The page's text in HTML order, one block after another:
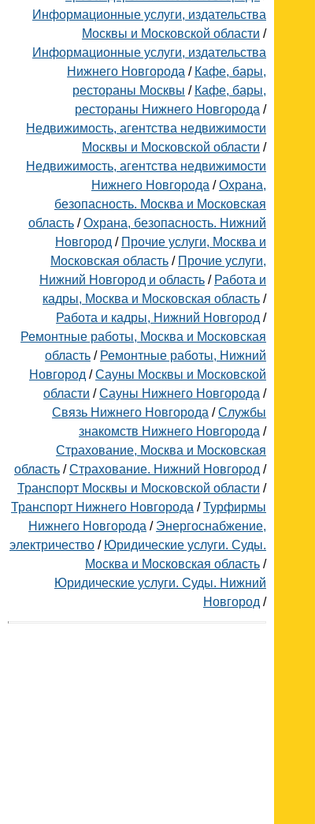
Информационные услуги, издательства
Москвы и Московской области /
Информационные услуги, издательства
Нижнего Новгорода / Кафе, бары,
рестораны Москвы / Кафе, бары,
рестораны Нижнего Новгорода /
Недвижимость, агентства недвижимости
Москвы и Московской области /
Недвижимость, агентства недвижимости
Нижнего Новгорода /Охрана,
безопасность. Москва и Московская
область /Охрана, безопасность. Нижний
Новгород / Прочие услуги, Москва и
Московская область / Прочие услуги,
Нижний Новгород и область / Работа и
кадры, Москва и Московская область /
Работа и кадры, Нижний Новгород /
Ремонтные работы, Москва и Московская
область / Ремонтные работы, Нижний
Новгород /Сауны Москвы и Московской
области /Сауны Нижнего Новгорода /
Связь Нижнего Новгорода /Службы
знакомств Нижнего Новгорода /
Страхование, Москва и Московская
область /Страхование. Нижний Новгород /
Транспорт Москвы и Московской области /
Транспорт Нижнего Новгорода /Турфирмы
Нижнего Новгорода / Энергоснабжение,
электричество / Юридические услуги. Суды.
Москва и Московская область /
Юридические услуги. Суды. Нижний
Новгород /